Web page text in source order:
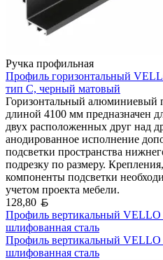
Ручка профильная
Профиль горизонтальный
тип С, черный матовый
Горизонтальный
длиной 4100 мм предназначен
двух расположенных друг над
анодированное исполнение
подсветки пространства
подрезку по размеру.
компоненты подсветки
учетом проекта мебели.
128,80
Профиль вертикальный
шлифованная сталь
Профиль вертикальный
шлифованная сталь